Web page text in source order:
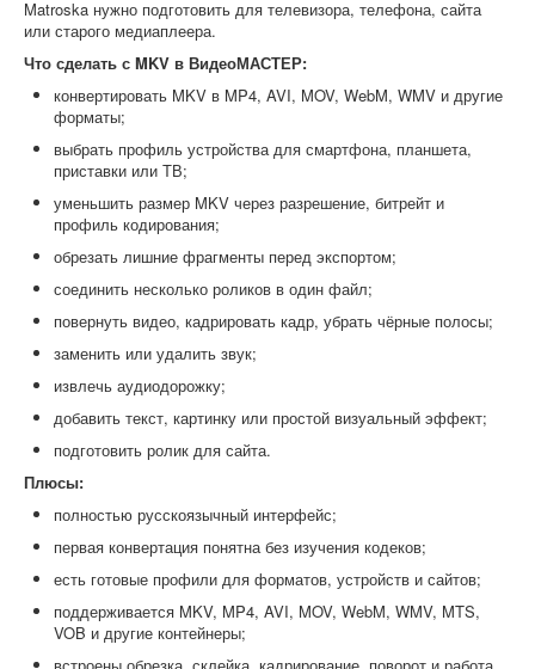
Matroska нужно подготовить для телевизора, телефона, сайта
или старого медиаплеера.
Что сделать с MKV в ВидеоМАСТЕР:
конвертировать MKV в MP4, AVI, MOV, WebM, WMV и другие
форматы;
выбрать профиль устройства для смартфона, планшета,
приставки или ТВ;
уменьшить размер MKV через разрешение, битрейт и
профиль кодирования;
обрезать лишние фрагменты перед экспортом;
соединить несколько роликов в один файл;
повернуть видео, кадрировать кадр, убрать чёрные полосы;
заменить или удалить звук;
извлечь аудиодорожку;
добавить текст, картинку или простой визуальный эффект;
подготовить ролик для сайта.
Плюсы:
полностью русскоязычный интерфейс;
первая конвертация понятна без изучения кодеков;
есть готовые профили для форматов, устройств и сайтов;
поддерживается MKV, MP4, AVI, MOV, WebM, WMV, MTS,
VOB и другие контейнеры;